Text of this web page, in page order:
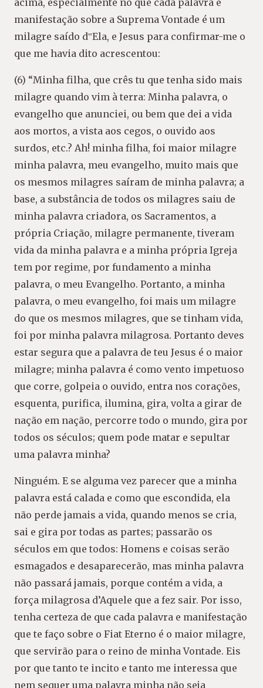
acima, especialmente no que cada palavra e
manifestação sobre a Suprema Vontade é um
milagre saído d‟Ela, e Jesus para confirmar-me o
que me havia dito acrescentou:
(6) “Minha filha, que crês tu que tenha sido mais
milagre quando vim à terra: Minha palavra, o
evangelho que anunciei, ou bem que dei a vida
aos mortos, a vista aos cegos, o ouvido aos
surdos, etc.? Ah! minha filha, foi maior milagre
minha palavra, meu evangelho, muito mais que
os mesmos milagres saíram de minha palavra; a
base, a substância de todos os milagres saiu de
minha palavra criadora, os Sacramentos, a
própria Criação, milagre permanente, tiveram
vida da minha palavra e a minha própria Igreja
tem por regime, por fundamento a minha
palavra, o meu Evangelho. Portanto, a minha
palavra, o meu evangelho, foi mais um milagre
do que os mesmos milagres, que se tinham vida,
foi por minha palavra milagrosa. Portanto deves
estar segura que a palavra de teu Jesus é o maior
milagre; minha palavra é como vento impetuoso
que corre, golpeia o ouvido, entra nos corações,
esquenta, purifica, ilumina, gira, volta a girar de
nação em nação, percorre todo o mundo, gira por
todos os séculos; quem pode matar e sepultar
uma palavra minha?
Ninguém. E se alguma vez parecer que a minha
palavra está calada e como que escondida, ela
não perde jamais a vida, quando menos se cria,
sai e gira por todas as partes; passarão os
séculos em que todos: Homens e coisas serão
esmagados e desaparecerão, mas minha palavra
não passará jamais, porque contém a vida, a
força milagrosa d’Aquele que a fez sair. Por isso,
tenha certeza de que cada palavra e manifestação
que te faço sobre o Fiat Eterno é o maior milagre,
que servirão para o reino de minha Vontade. Eis
por que tanto te incito e tanto me interessa que
nem sequer uma palavra minha não seja